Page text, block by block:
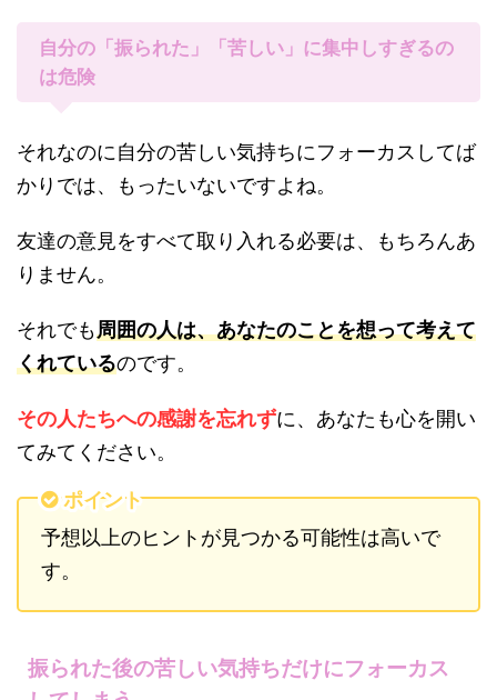
自分の「振られた」「苦しい」に集中しすぎるの
は危険
それなのに自分の苦しい気持ちにフォーカスしてば
かりでは、もったいないですよね。
友達の意見をすべて取り入れる必要は、もちろんあ
りません。
それでも周囲の人は、あなたのことを想って考えて
くれているのです。
その人たちへの感謝を忘れずに、あなたも心を開い
てみてください。
ポイント
予想以上のヒントが見つかる可能性は高いで
す。
振られた後の苦しい気持ちだけにフォーカス